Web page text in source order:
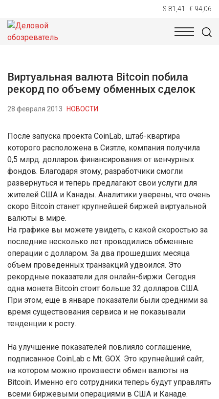
$ 81,41 € 94,06
НОВОСТИ
Виртуальная валюта Bitcoin побила
рекорд по объему обменных сделок
28 февраля 2013 НОВОСТИ
После запуска проекта CoinLab, штаб-квартира
которого расположена в Сиэтле, компания получила
0,5 млрд. долларов финансирования от венчурных
фондов. Благодаря этому, разработчики смогли
развернуться и теперь предлагают свои услуги для
жителей США и Канады. Аналитики уверены, что очень
скоро Bitcoin станет крупнейшей биржей виртуальной
валюты в мире.
На графике вы можете увидеть, с какой скоростью за
последние несколько лет проводились обменные
операции с долларом. За два прошедших месяца
объем проведенных транзакций удвоился. Это
рекордные показатели для онлайн-биржи. Сегодня
одна монета Bitcoin стоит больше 32 долларов США.
При этом, еще в январе показатели были средними за
время существования сервиса и не показывали
тенденции к росту.
На улучшение показателей повлияло соглашение,
подписанное CoinLab с Mt. GOX. Это крупнейший сайт,
на котором можно произвести обмен валюты на
Bitcoin. Именно его сотрудники теперь будут управлять
всеми биржевыми операциями в США и Канаде.